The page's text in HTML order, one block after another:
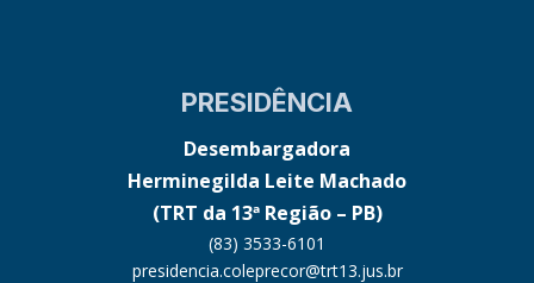
PRESIDÊNCIA
Desembargadora
Herminegilda Leite Machado
(TRT da 13ª Região – PB)
(83) 3533-6101
presidencia.coleprecor@trt13.jus.br